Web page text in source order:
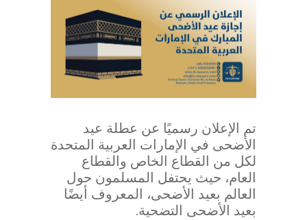
تم الإعلان رسميًا عن عطلة عيد
الأضحى في الإمارات العربية المتحدة
لكل من القطاع الخاص والقطاع
العام، حيث يحتفل المسلمون حول
العالم بعيد الأضحى، المعروف أيضًا
بعيد الأضحى التضحية.